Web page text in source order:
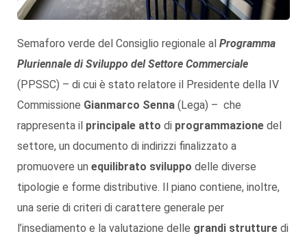
Semaforo verde del Consiglio regionale al Programma
Pluriennale di Sviluppo del Settore Commerciale
(PPSSC) – di cui è stato relatore il Presidente della IV
Commissione Gianmarco Senna (Lega) – che
rappresenta il principale atto di programmazione del
settore, un documento di indirizzi finalizzato a
promuovere un equilibrato sviluppo delle diverse
tipologie e forme distributive. Il piano contiene, inoltre,
una serie di criteri di carattere generale per
l’insediamento e la valutazione delle grandi strutture di